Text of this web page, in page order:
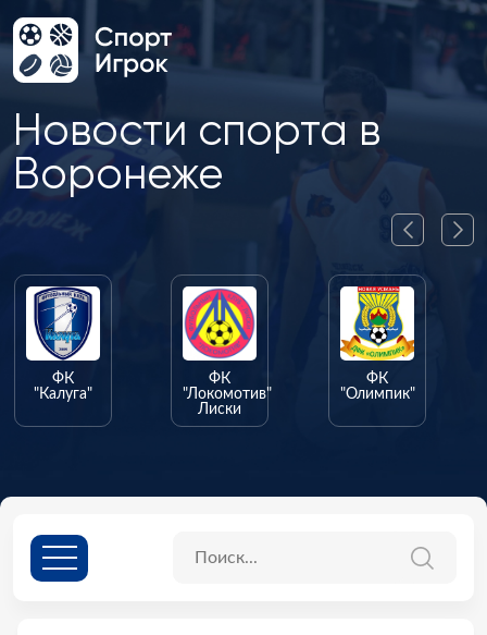
Новости спорта в
Воронеже
"Локомотив"
"Олимпик"